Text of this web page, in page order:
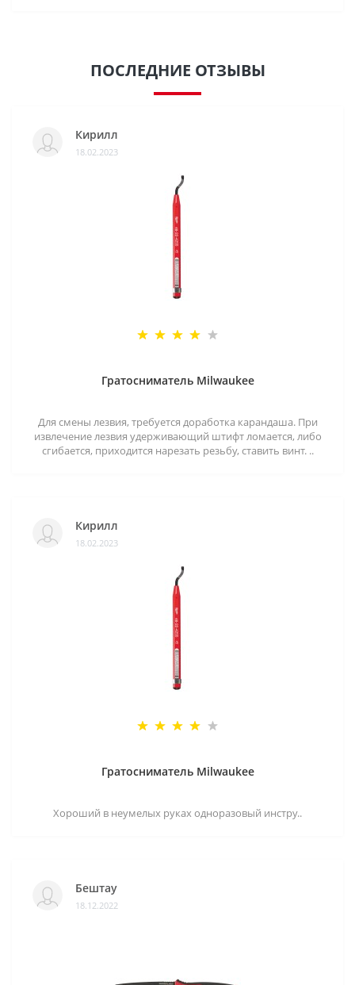
ПОСЛЕДНИЕ ОТЗЫВЫ
Кирилл
18.02.2023
Гратосниматель Milwaukee
Для смены лезвия, требуется доработка карандаша. При
извлечение лезвия удерживающий штифт ломается, либо
сгибается, приходится нарезать резьбу, ставить винт. ..
Кирилл
18.02.2023
Гратосниматель Milwaukee
Хороший в неумелых руках одноразовый инстру..
Бештау
18.12.2022